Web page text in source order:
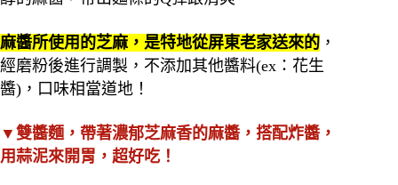
麻醬所使用的芝麻，是特地從屏東老家送來的 ，
經磨粉後進行調製，不添加其他醬料(ex：花生
醬)，口味相當道地！
▼雙醬麵，帶著濃郁芝麻香的麻醬，搭配炸醬，
用蒜泥來開胃，超好吃！